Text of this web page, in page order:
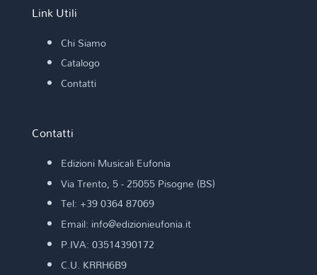
Link Utili
Chi Siamo
Catalogo
Contatti
Contatti
Edizioni Musicali Eufonia
Via Trento, 5 - 25055 Pisogne (BS)
Tel: +39 0364 87069
Email: info@edizionieufonia.it
P.IVA: 03514390172
C.U. KRRH6B9